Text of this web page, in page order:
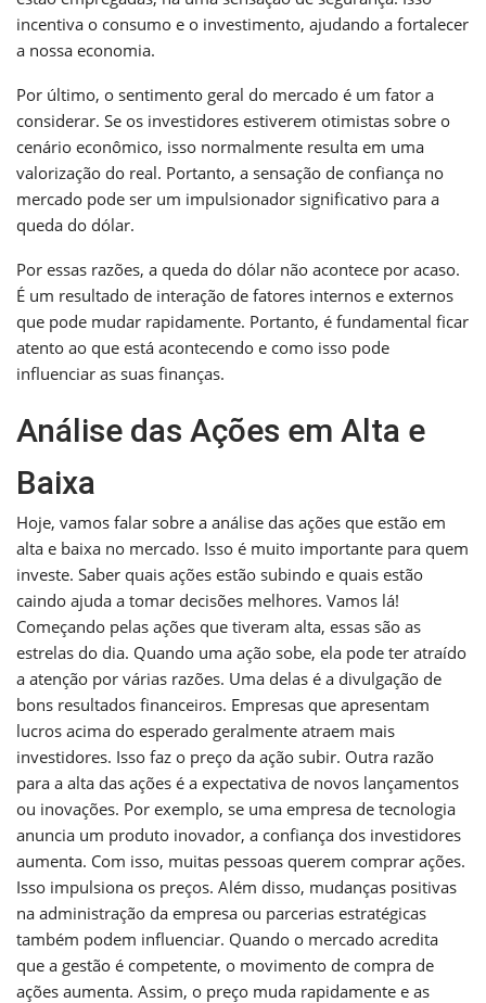
incentiva o consumo e o investimento, ajudando a fortalecer
a nossa economia.
Por último, o sentimento geral do mercado é um fator a
considerar. Se os investidores estiverem otimistas sobre o
cenário econômico, isso normalmente resulta em uma
valorização do real. Portanto, a sensação de confiança no
mercado pode ser um impulsionador significativo para a
queda do dólar.
Por essas razões, a queda do dólar não acontece por acaso.
É um resultado de interação de fatores internos e externos
que pode mudar rapidamente. Portanto, é fundamental ficar
atento ao que está acontecendo e como isso pode
influenciar as suas finanças.
Análise das Ações em Alta e
Baixa
Hoje, vamos falar sobre a análise das ações que estão em
alta e baixa no mercado. Isso é muito importante para quem
investe. Saber quais ações estão subindo e quais estão
caindo ajuda a tomar decisões melhores. Vamos lá!
Começando pelas ações que tiveram alta, essas são as
estrelas do dia. Quando uma ação sobe, ela pode ter atraído
a atenção por várias razões. Uma delas é a divulgação de
bons resultados financeiros. Empresas que apresentam
lucros acima do esperado geralmente atraem mais
investidores. Isso faz o preço da ação subir. Outra razão
para a alta das ações é a expectativa de novos lançamentos
ou inovações. Por exemplo, se uma empresa de tecnologia
anuncia um produto inovador, a confiança dos investidores
aumenta. Com isso, muitas pessoas querem comprar ações.
Isso impulsiona os preços. Além disso, mudanças positivas
na administração da empresa ou parcerias estratégicas
também podem influenciar. Quando o mercado acredita
que a gestão é competente, o movimento de compra de
ações aumenta. Assim, o preço muda rapidamente e as